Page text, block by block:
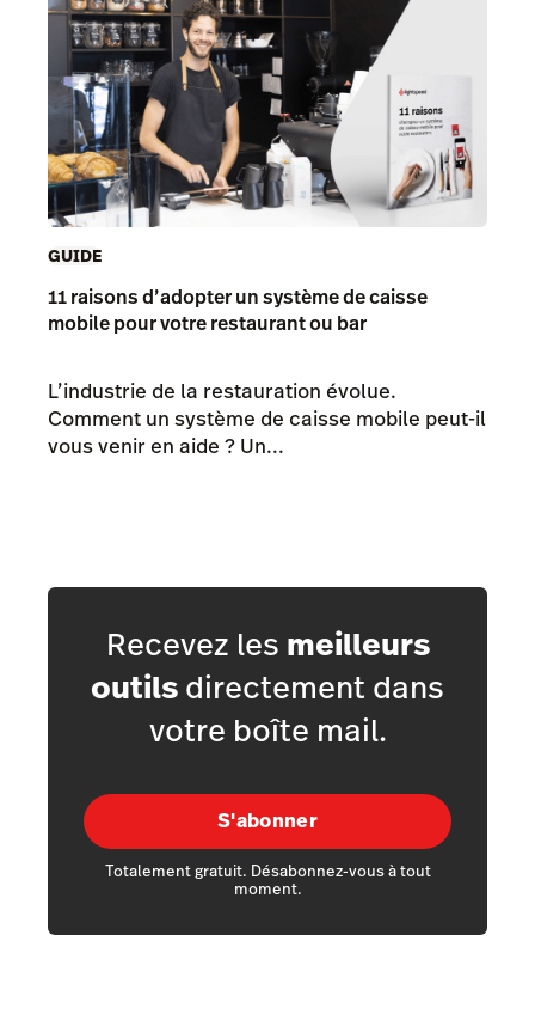
GUIDE
11 raisons d’adopter un système de caisse
mobile pour votre restaurant ou bar
L’industrie de la restauration évolue.
Comment un système de caisse mobile peut-il
vous venir en aide ? Un...
Recevez les meilleurs
outilsdirectement dans
votre boîte mail.
S'abonner
Totalement gratuit. Désabonnez-vous à tout
moment.